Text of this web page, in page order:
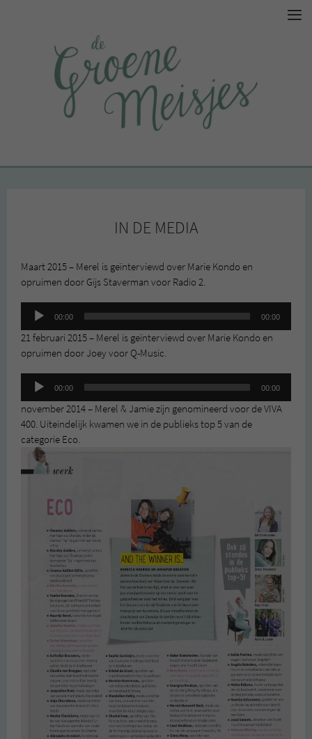
IN DE MEDIA
Maart 2015 – Merel is geïnterviewd over Marie Kondo en
opruimen door Gijs Staverman voor Radio 2.
Audiospeler
00:00 00:00
21 februari 2015 – Merel is geïnterviewd over Marie Kondo en
opruimen door Joey voor Q-Music.
Audiospeler
00:00 00:00
november 2014 – Merel & Jamie zijn genomineerd voor de VIVA
400. Uiteindelijk kwamen we in de publieks top 5 van de
categorie Eco.